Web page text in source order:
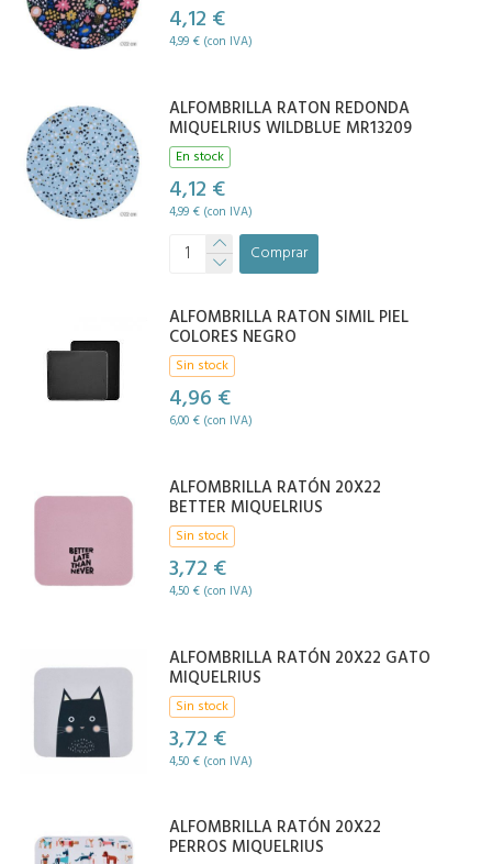
4,12 €
4,99 € (con IVA)
ALFOMBRILLA RATON REDONDA
MIQUELRIUS WILDBLUE MR13209
En stock
4,12 €
4,99 € (con IVA)
Comprar
ALFOMBRILLA RATON SIMIL PIEL
COLORES NEGRO
Sin stock
4,96 €
6,00 € (con IVA)
ALFOMBRILLA RATÓN 20X22
BETTER MIQUELRIUS
Sin stock
3,72 €
4,50 € (con IVA)
ALFOMBRILLA RATÓN 20X22 GATO
MIQUELRIUS
Sin stock
3,72 €
4,50 € (con IVA)
ALFOMBRILLA RATÓN 20X22
PERROS MIQUELRIUS